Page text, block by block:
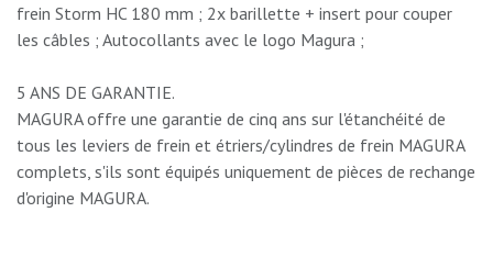
frein Storm HC 180 mm ; 2x barillette + insert pour couper
les câbles ; Autocollants avec le logo Magura ;
5 ANS DE GARANTIE.
MAGURA offre une garantie de cinq ans sur l'étanchéité de
tous les leviers de frein et étriers/cylindres de frein MAGURA
complets, s'ils sont équipés uniquement de pièces de rechange
d'origine MAGURA.